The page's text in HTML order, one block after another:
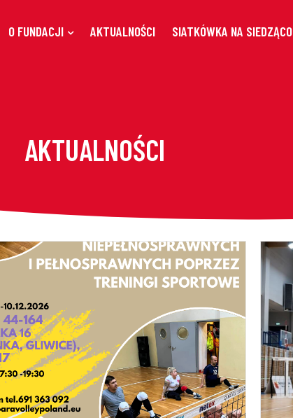
O FUNDACJI AKTUALNOŚCI SIATKÓWKA NA SIEDZĄCO
AKTUALNOŚCI